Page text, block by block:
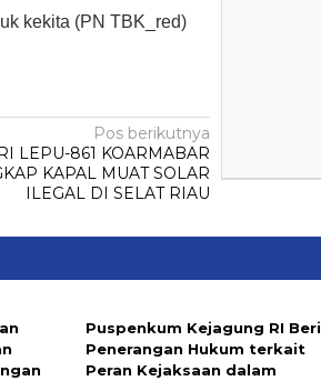
kekita (PN TBK_red)
Pos berikutnya
LEPU-861 KOARMABAR
KAPAL MUAT SOLAR
ILEGAL DI SELAT RIAU
Puspenkum Kejagung RI Beri
Penerangan Hukum terkait
Peran Kejaksaan dalam